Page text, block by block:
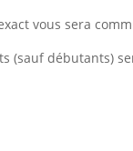
vous sera
(sauf débutants)